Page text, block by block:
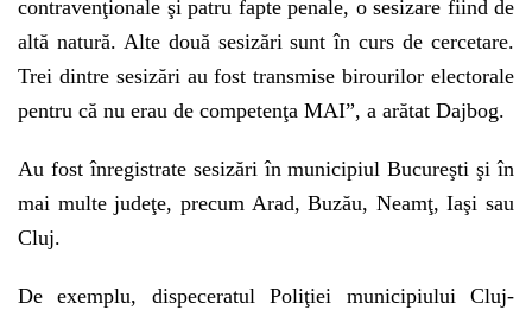
contravenţionale şi patru fapte penale, o sesizare fiind de
altă natură. Alte două sesizări sunt în curs de cercetare.
Trei dintre sesizări au fost transmise birourilor electorale
pentru că nu erau de competenţa MAI”, a arătat Dajbog.
Au fost înregistrate sesizări în municipiul Bucureşti şi în
mai multe judeţe, precum Arad, Buzău, Neamţ, Iaşi sau
Cluj.
De exemplu, dispeceratul Poliţiei municipiului Cluj-